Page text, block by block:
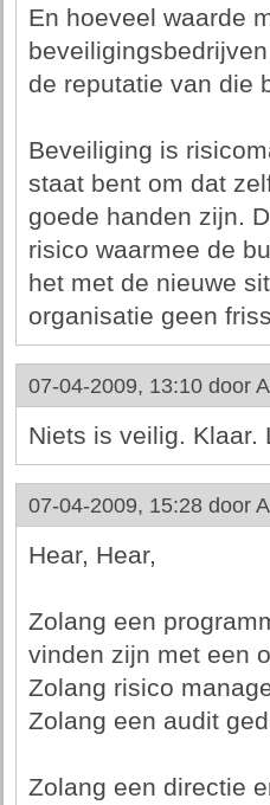
En hoeveel waarde
de reputatie van die
Beveiliging is
staat bent om dat
goede handen zijn.
risico waarmee de
het met de nieuwe
organisatie geen
07-04-2009, 13:10 door
Niets is veilig. Klaar.
07-04-2009, 15:28 door
Hear, Hear,
Zolang een
vinden zijn met een
Zolang risico
Zolang een audit
Zolang een directie